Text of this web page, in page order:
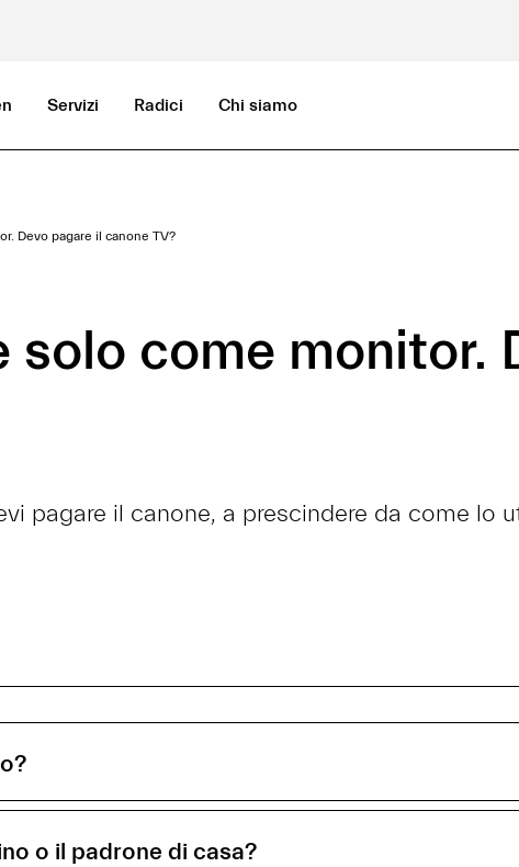
Servizi Radici Chi siamo
Devo pagare il canone TV?
solo come monitor.
pagare il canone, a prescindere da come lo
o il padrone di casa?